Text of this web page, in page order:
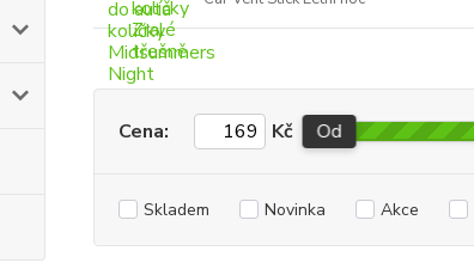
Cena: Kč Od
Skladem Novinka Akce